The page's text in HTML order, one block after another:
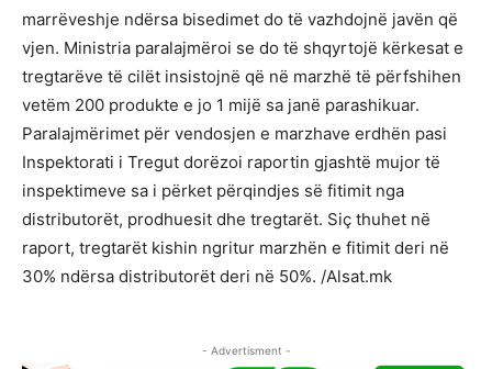
marrëveshje ndërsa bisedimet do të vazhdojnë javën që
vjen. Ministria paralajmëroi se do të shqyrtojë kërkesat e
tregtarëve të cilët insistojnë që në marzhë të përfshihen
vetëm 200 produkte e jo 1 mijë sa janë parashikuar.
Paralajmërimet për vendosjen e marzhave erdhën pasi
Inspektorati i Tregut dorëzoi raportin gjashtë mujor të
inspektimeve sa i përket përqindjes së fitimit nga
distributorët, prodhuesit dhe tregtarët. Siç thuhet në
raport, tregtarët kishin ngritur marzhën e fitimit deri në
30% ndërsa distributorët deri në 50%. /Alsat.mk
- Advertisment -